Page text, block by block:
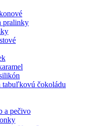
pralinky
tabuľkovú čokoládu
a pečivo